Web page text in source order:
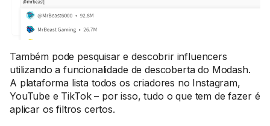
Também pode pesquisar e descobrir influencers
utilizando a funcionalidade de descoberta do Modash.
A plataforma lista todos os criadores no Instagram,
YouTube e TikTok – por isso, tudo o que tem de fazer é
aplicar os filtros certos.